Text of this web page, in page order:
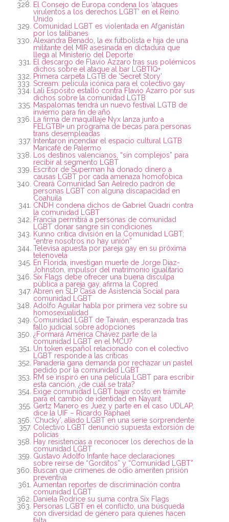
El Consejo de Europa condena los ‘ataques
virulentos a los derechos LGBT’ en el Reino
Unido
Comunidad LGBT es violentada en Afganistán
por los talibanes
Alexandra Benado, la ex futbolista e hija de una
militante del MIR asesinada en dictadura que
llega al Ministerio del Deporte
El descargo de Flavio Azzaro tras sus polémicos
dichos sobre el ataque al bar LGBTIQ+
Primera carpeta LGTB de ‘Secret Story’
Scream: película icónica para el colectivo gay
Lali Espósito estalló contra Flavio Azarro por sus
dichos sobre la comunidad LGTB
Maspalomas tendrá un nuevo festival LGTB de
invierno para fin de año
La firma de maquillaje Nyx lanza junto a
FELGTBI+ un programa de becas para personas
trans desempleadas
Intentaron incendiar el espacio cultural LGTB
Maricafé de Palermo
Los destinos valencianos, “sin complejos” para
recibir al segmento LGBT
Escritor de Superman ha donado dinero a
causas LGBT por cada amenaza homofóbica
Creará Comunidad San Aelredo padrón de
personas LGBT con alguna discapacidad en
Coahuila
CNDH condena dichos de Gabriel Quadri contra
la comunidad LGBT
Francia permitirá a personas de comunidad
LGBT donar sangre sin condiciones
Kunno critica división en la Comunidad LGBT;
“entre nosotros no hay unión”
Televisa apuesta por pareja gay en su próxima
telenovela
En Florida, investigan muerte de Jorge Díaz-
Johnston, impulsor del matrimonio igualitario
Six Flags debe ofrecer una buena disculpa
pública a pareja gay, afirma la Copred
Abren en SLP Casa de Asistencia Social para
comunidad LGBT
Adolfo Aguilar habla por primera vez sobre su
homosexualidad
Comunidad LGBT de Taiwán, esperanzada tras
fallo judicial sobre adopciones
¿Formará América Chávez parte de la
comunidad LGBT en el MCU?
Un token español relacionado con el colectivo
LGBT responde a las críticas
Panadería gana demanda por rechazar un pastel
pedido por la comunidad LGBT
RM se inspiró en una película LGBT para escribir
esta canción, ¿de cuál se trata?
Exige comunidad LGBT bajar costo en trámite
para el cambio de identidad en Nayarit
Gertz Manero es Juez y parte en el caso UDLAP,
dice la UIF – Ricardo Raphael
‘Chucky’, aliado LGBT en una serie sorprendente
Colectivo LGBT denunció supuesta extorsión de
policías
Hay resistencias a reconocer los derechos de la
comunidad LGBT
Gustavo Adolfo Infante hace declaraciones
sobre reírse de “Gorditos” y “Comunidad LGBT”
Buscan que crímenes de odio ameriten prisión
preventiva
Aumentan reportes de discriminación contra
comunidad LGBT
Daniela Rodrice su suma contra Six Flags
Personas LGBT en el conflicto, una búsqueda
con diversidad de género para quienes hacen